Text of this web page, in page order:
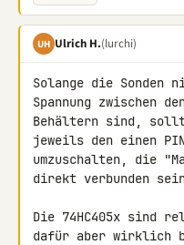
UH Ulrich H.(lurchi)
Solange die
Spannung zwischen
Behältern sind,
jeweils den einen
umzuschalten, die
direkt verbunden
Die 74HC405x sind
dafür aber